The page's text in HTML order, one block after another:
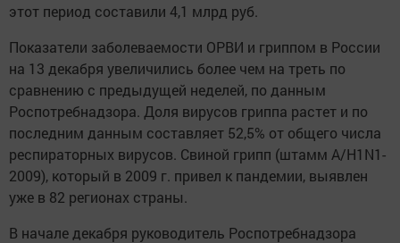
этот период составили 4,1 млрд руб.
Показатели заболеваемости ОРВИ и гриппом в России
на 13 декабря увеличились более чем на треть по
сравнению с предыдущей неделей, ​​по данным
Роспотребнадзора. Доля вирусов гриппа растет и по
последним данным составляет 52,5% от общего числа
респираторных вирусов. Свиной грипп (штамм A/H1N1-
2009), который в 2009 г. привел к пандемии, выявлен
уже в 82 регионах страны.
В начале декабря руководитель Роспотребнадзора